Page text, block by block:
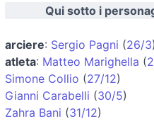
Qui sotto i
arciere: Sergio Pagni (26/3)
atleta: Matteo Marighella (
Simone Collio (27/12)
Gianni Carabelli (30/5)
Zahra Bani (31/12)